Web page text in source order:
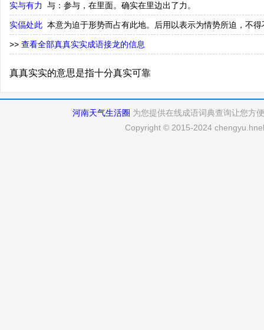
实与有力 与：参与，在里面。确实在里边出了力。
实偪处此 本意为迫于形势而占有此地。后用以表示为情势所迫，不得
>> 查看全部真真实实成语接龙的信息
真真实实的意思是指十分真实可靠
河南天气生活圈 为您提供在线成语词典查询让您方
Copyright © 2015-2024